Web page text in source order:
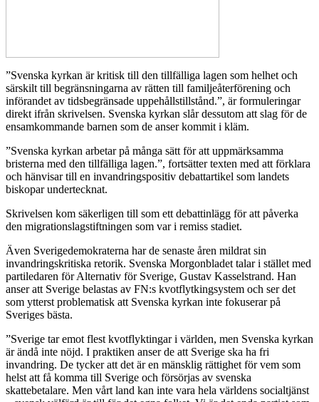
”Svenska kyrkan är kritisk till den tillfälliga lagen som helhet och
särskilt till begränsningarna av rätten till familjeåterförening och
införandet av tidsbegränsade uppehållstillstånd.”, är formuleringar
direkt ifrån skrivelsen. Svenska kyrkan slår dessutom att slag för de
ensamkommande barnen som de anser kommit i kläm.
”Svenska kyrkan arbetar på många sätt för att uppmärksamma
bristerna med den tillfälliga lagen.”, fortsätter texten med att förklara
och hänvisar till en invandringspositiv debattartikel som landets
biskopar undertecknat.
Skrivelsen kom säkerligen till som ett debattinlägg för att påverka
den migrationslagstiftningen som var i remiss stadiet.
Även Sverigedemokraterna har de senaste åren mildrat sin
invandringskritiska retorik. Svenska Morgonbladet talar i stället med
partiledaren för Alternativ för Sverige, Gustav Kasselstrand. Han
anser att Sverige belastas av FN:s kvotflytkingsystem och ser det
som ytterst problematisk att Svenska kyrkan inte fokuserar på
Sveriges bästa.
”Sverige tar emot flest kvotflyktingar i världen, men Svenska kyrkan
är ändå inte nöjd. I praktiken anser de att Sverige ska ha fri
invandring. De tycker att det är en mänsklig rättighet för vem som
helst att få komma till Sverige och försörjas av svenska
skattebetalare. Men vårt land kan inte vara hela världens socialtjänst